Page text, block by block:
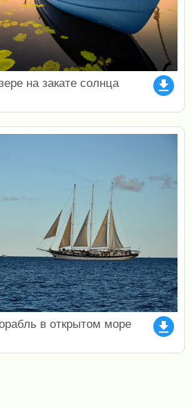
file_download
на закате солнца
file_download
в открытом море